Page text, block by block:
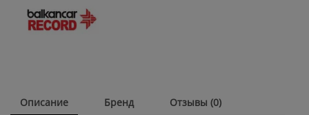
Описание Бренд Отзывы (0)